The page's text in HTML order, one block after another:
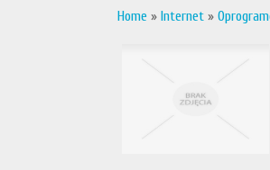
Home » Internet »